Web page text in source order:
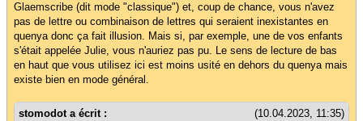
Glaemscribe (dit mode "classique") et, coup de chance, vous n'avez
pas de lettre ou combinaison de lettres qui seraient inexistantes en
quenya donc ça fait illusion. Mais si, par exemple, une de vos enfants
s'était appelée Julie, vous n'auriez pas pu. Le sens de lecture de bas
en haut que vous utilisez ici est moins usité en dehors du quenya mais
existe bien en mode général.
(10.04.2023, 11:35)
stomodot a écrit :